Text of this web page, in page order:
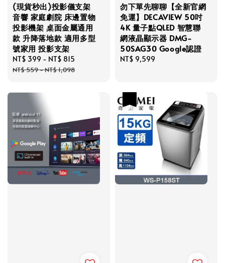
(現貨秒出)投影儀支架
音響 家庭劇院 床邊置物
投影機架 桌面金屬通用
款 升降落地款 適用多型
號家用 投影支架
Sale
price
NT$ 399 - NT$ 815
NT$ 559-NT$ 1,098
勿下單先聊聊【全新官網
免運】DECAVIEW 50吋
4K 量子點QLED 智慧聯
網液晶顯示器 DMG-
50SAG30 Google認證
Regular
NT$ 9,599